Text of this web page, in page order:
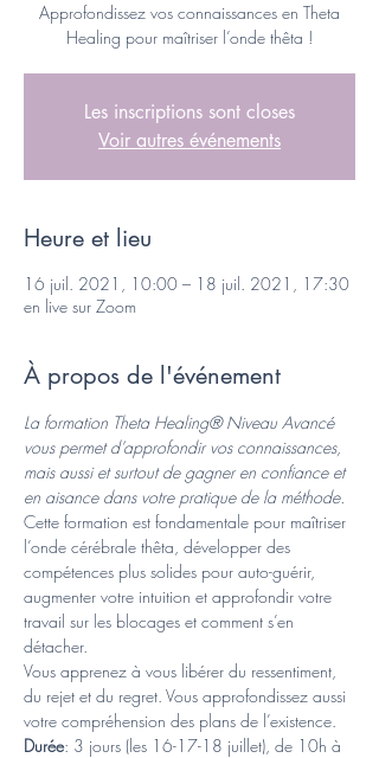
Approfondissez vos connaissances en Theta
Healing pour maîtriser l’onde thêta !
Les inscriptions sont closes
Voir autres événements
Heure et lieu
16 juil. 2021, 10:00 – 18 juil. 2021, 17:30
en live sur Zoom
À propos de l'événement
La formation Theta Healing® Niveau Avancé
vous permet d’approfondir vos connaissances,
mais aussi et surtout de gagner en confiance et
en aisance dans votre pratique de la méthode.
Cette formation est fondamentale pour maîtriser
l’onde cérébrale thêta, développer des
compétences plus solides pour auto-guérir,
augmenter votre intuition et approfondir votre
travail sur les blocages et comment s’en
détacher.
Vous apprenez à vous libérer du ressentiment,
du rejet et du regret. Vous approfondissez aussi
votre compréhension des plans de l’existence.
Durée: 3 jours (les 16-17-18 juillet), de 10h à